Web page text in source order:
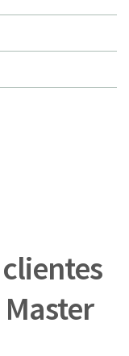
clientes
Master